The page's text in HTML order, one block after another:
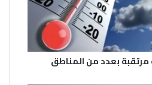
مرتقبة بعدد من المناطق